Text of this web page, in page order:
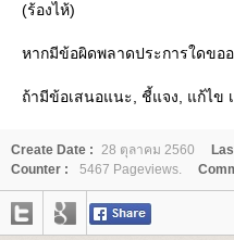
(ร้องไห้)
หากมีข้อผิดพลาดประการใดข
ถ้ามีข้อเสนอแนะ, ชี้แจง, แก้ไข
Create Date : 28 ตุลาคม 2560
Counter :
5467 Pageviews.